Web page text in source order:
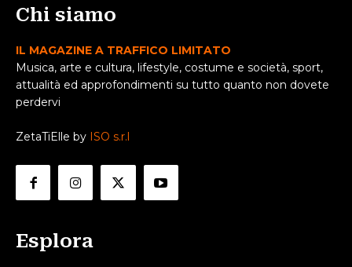
Chi siamo
IL MAGAZINE A TRAFFICO LIMITATO
Musica, arte e cultura, lifestyle, costume e società, sport,
attualità ed approfondimenti su tutto quanto non dovete
perdervi
ZetaTiElle by ISO s.r.l
Esplora